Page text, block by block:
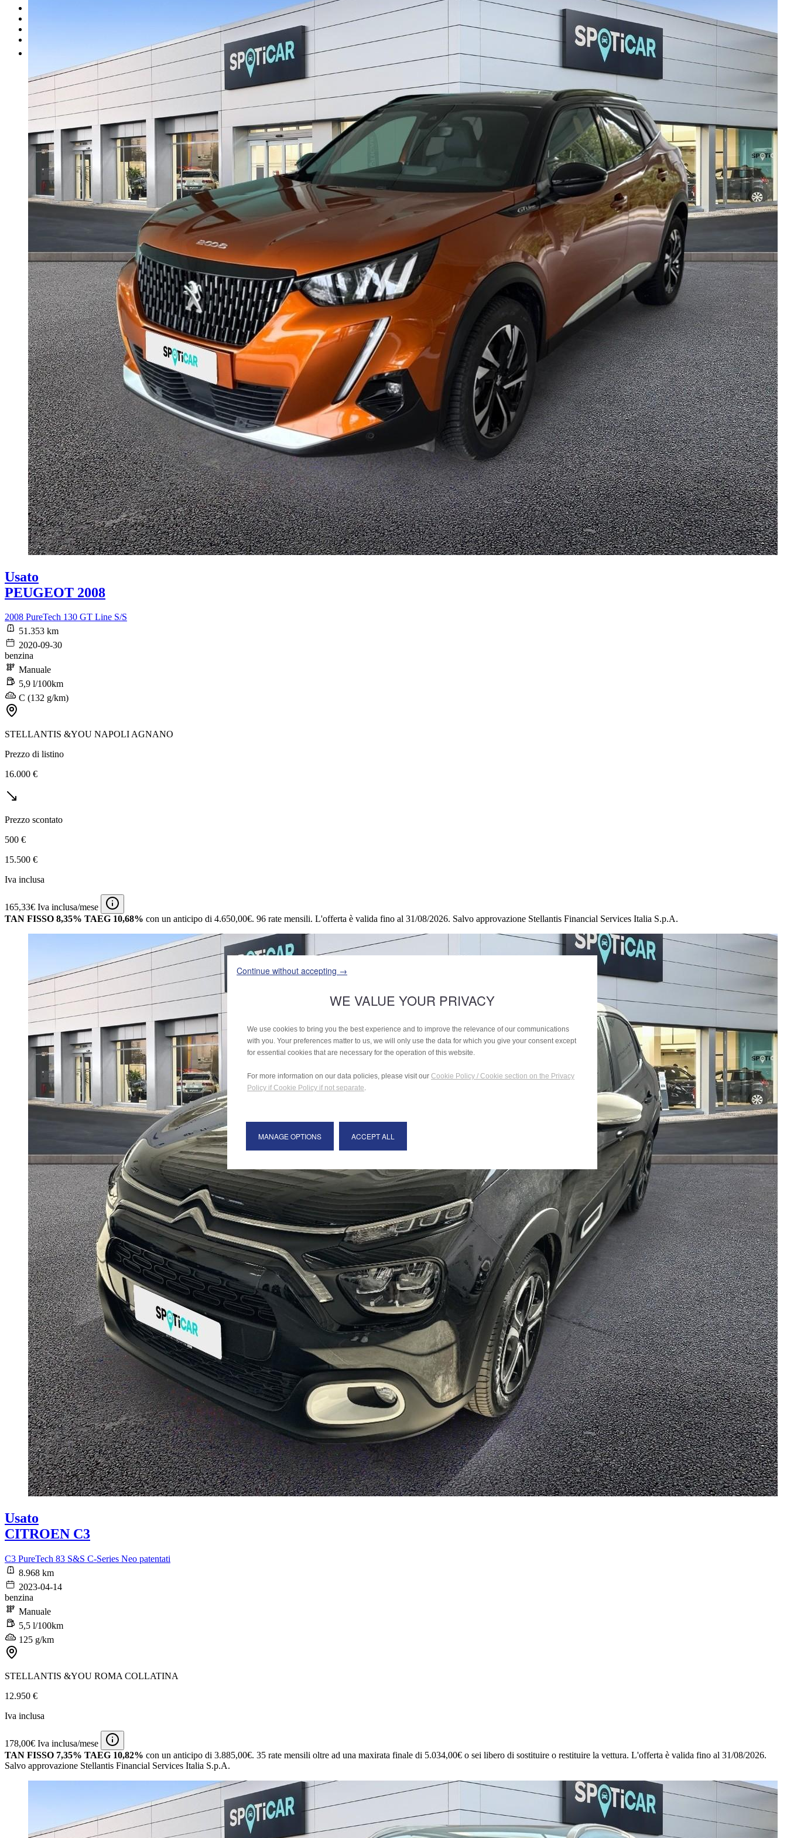
Usato
PEUGEOT 2008
2008 PureTech 130 GT Line S/S
51.353 km
2020-09-30
benzina
Manuale
5,9 l/100km
C (132 g/km)
STELLANTIS &YOU NAPOLI AGNANO
Prezzo di listino
16.000 €
Prezzo scontato
500 €
15.500 €
Iva inclusa
165,33€ Iva inclusa/mese
TAN FISSO 8,35% TAEG 10,68% con un anticipo di 4.650,00€. 96 rate mensili. L'offerta è valida fino al 31/08/2026. Salvo approvazione Stellantis Financial Services Italia S.p.A.
Usato
CITROEN C3
C3 PureTech 83 S&S C-Series Neo patentati
8.968 km
2023-04-14
benzina
Manuale
5,5 l/100km
125 g/km
STELLANTIS &YOU ROMA COLLATINA
12.950 €
Iva inclusa
178,00€ Iva inclusa/mese
TAN FISSO 7,35% TAEG 10,82% con un anticipo di 3.885,00€. 35 rate mensili oltre ad una maxirata finale di 5.034,00€ o sei libero di sostituire o restituire la vettura. L'offerta è valida fino al 31/08/2026.
Salvo approvazione Stellantis Financial Services Italia S.p.A.
Continue without accepting →
WE VALUE YOUR PRIVACY
We use cookies to bring you the best experience and to improve the relevance of our communications
with you. Your preferences matter to us, we will only use the data for which you give your consent except
for essential cookies that are necessary for the operation of this website.
For more information on our data policies, please visit our Cookie Policy / Cookie section on the Privacy
Policy if Cookie Policy if not separate.
MANAGE OPTIONS ACCEPT ALL